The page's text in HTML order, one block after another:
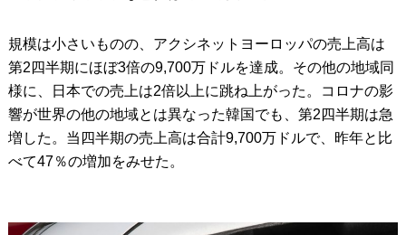
規模は小さいものの、アクシネットヨーロッパの売上高は
第2四半期にほぼ3倍の9,700万ドルを達成。その他の地域同
様に、日本での売上は2倍以上に跳ね上がった。コロナの影
響が世界の他の地域とは異なった韓国でも、第2四半期は急
増した。当四半期の売上高は合計9,700万ドルで、昨年と比
べて47％の増加をみせた。